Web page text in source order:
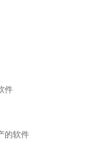
件
的软件